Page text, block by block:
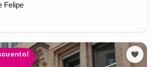
Felipe